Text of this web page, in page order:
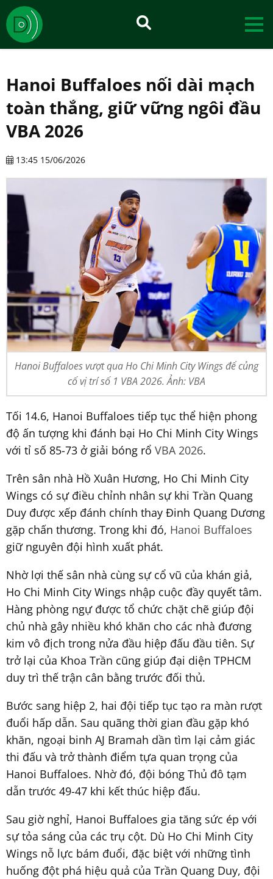
Hanoi Buffaloes nối dài mạch
toàn thắng, giữ vững ngôi đầu
VBA 2026
13:45 15/06/2026
Hanoi Buffaloes vượt qua Ho Chi Minh City Wings để củng
cố vị trí số 1 VBA 2026. Ảnh: VBA
Tối 14.6, Hanoi Buffaloes tiếp tục thể hiện phong
độ ấn tượng khi đánh bại Ho Chi Minh City Wings
với tỉ số 85-73 ở giải bóng rổ VBA 2026.
Trên sân nhà Hồ Xuân Hương, Ho Chi Minh City
Wings có sự điều chỉnh nhân sự khi Trần Quang
Duy được xếp đánh chính thay Đinh Quang Dương
gặp chấn thương. Trong khi đó, Hanoi Buffaloes
giữ nguyên đội hình xuất phát.
Nhờ lợi thế sân nhà cùng sự cổ vũ của khán giả,
Ho Chi Minh City Wings nhập cuộc đầy quyết tâm.
Hàng phòng ngự được tổ chức chặt chẽ giúp đội
chủ nhà gây nhiều khó khăn cho các nhà đương
kim vô địch trong nửa đầu hiệp đấu đầu tiên. Sự
trở lại của Khoa Trần cũng giúp đại diện TPHCM
duy trì thế trận cân bằng trước đối thủ.
Bước sang hiệp 2, hai đội tiếp tục tạo ra màn rượt
đuổi hấp dẫn. Sau quãng thời gian đầu gặp khó
khăn, ngoại binh AJ Bramah dần tìm lại cảm giác
thi đấu và trở thành điểm tựa quan trọng của
Hanoi Buffaloes. Nhờ đó, đội bóng Thủ đô tạm
dẫn trước 49-47 khi kết thúc hiệp đấu.
Sau giờ nghỉ, Hanoi Buffaloes gia tăng sức ép với
sự tỏa sáng của các trụ cột. Dù Ho Chi Minh City
Wings nỗ lực bám đuổi, đặc biệt với những tình
huống đột phá hiệu quả của Trần Quang Duy, đội